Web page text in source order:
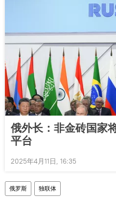
俄外长：非金砖国家
平台
2025年4月11日, 16:35
俄罗斯 独联体